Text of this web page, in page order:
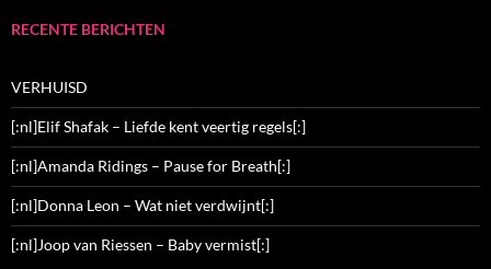
RECENTE BERICHTEN
VERHUISD
[:nl]Elif Shafak – Liefde kent veertig regels[:]
[:nl]Amanda Ridings – Pause for Breath[:]
[:nl]Donna Leon – Wat niet verdwijnt[:]
[:nl]Joop van Riessen – Baby vermist[:]